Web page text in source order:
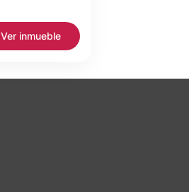
Ver inmueble